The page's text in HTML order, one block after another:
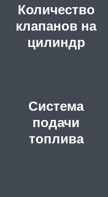
Количество
клапанов на
цилиндр
Система
подачи
топлива